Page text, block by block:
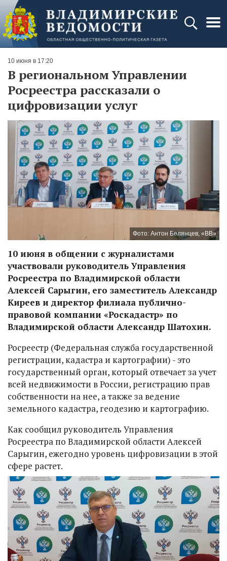
10 июня в 17:20
В региональном Управлении
Росреестра рассказали о
цифровизации услуг
Фото: Антон Белянцев, «ВВ»
10 июня в общении с журналистами
участвовали руководитель Управления
Росреестра по Владимирской области
Алексей Сарыгин, его заместитель Александр
Киреев и директор филиала публично-
правовой компании «Роскадастр» по
Владимирской области Александр Шатохин.
Росреестр (Федеральная служба государственной
регистрации, кадастра и картографии) - это
государственный орган, который отвечает за учет
всей недвижимости в России, регистрацию прав
собственности на нее, а также за ведение
земельного кадастра, геодезию и картографию.
Как сообщил руководитель Управления
Росреестра по Владимирской области Алексей
Сарыгин, ежегодно уровень цифровизации в этой
сфере растет.